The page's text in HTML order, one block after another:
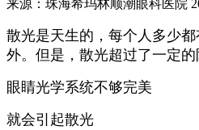
来源：珠海希玛林顺潮眼科医院
散光是天生的，每个人多少
外。但是，散光超过了一定的
眼睛光学系统不够完美
就会引起散光